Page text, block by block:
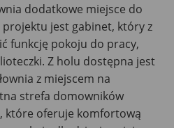
dodatkowe miejsce do
jest gabinet, który z
funkcję pokoju do pracy,
Z holu dostępna jest
z miejscem na
strefa domowników
które oferuje komfortową